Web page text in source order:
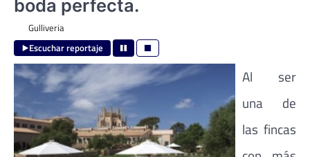
boda perfecta.
Gulliveria
Escuchar reportaje
Al ser
una de
las fincas